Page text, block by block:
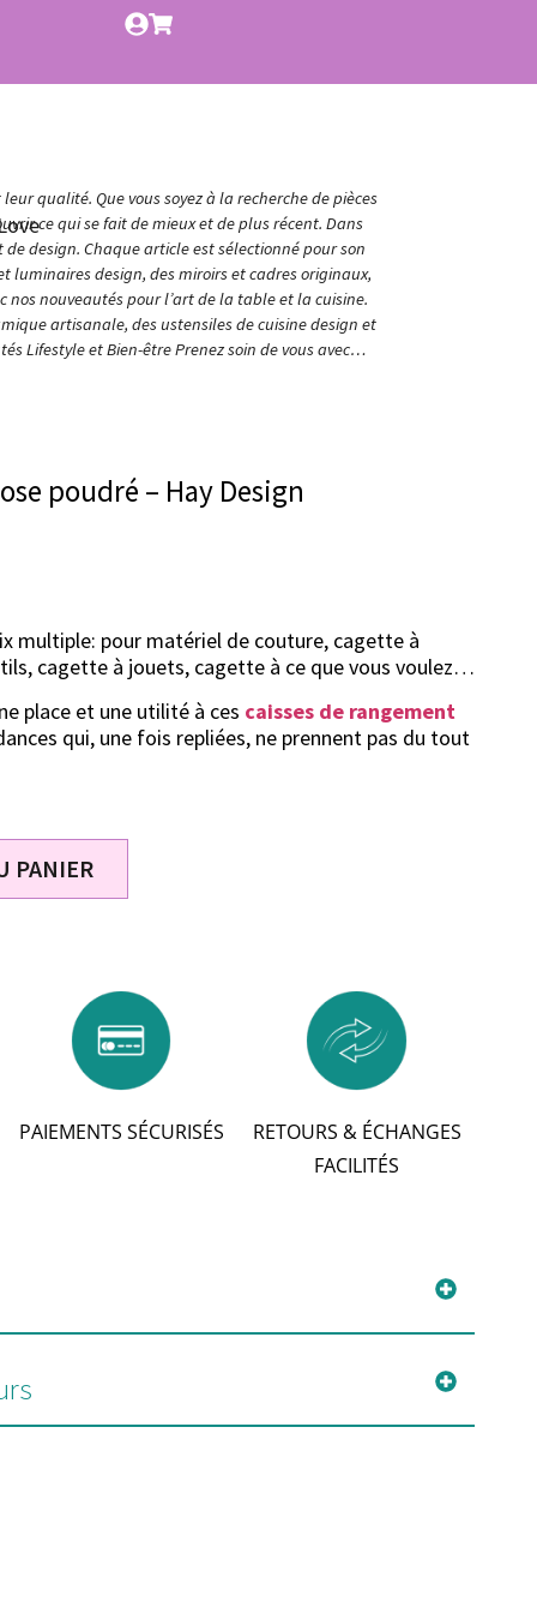
qualité. Que vous soyez à la recherche de pièces
ce qui se fait de mieux et de plus récent. Dans
design. Chaque article est sélectionné pour son
luminaires design, des miroirs et cadres originaux,
nos nouveautés pour l’art de la table et la cuisine.
artisanale, des ustensiles de cuisine design et
Lifestyle et Bien-être Prenez soin de vous avec…
poudré – Hay Design
multiple: pour matériel de couture, cagette à
cagette à jouets, cagette à ce que vous voulez…
place et une utilité à ces caisses de rangement
qui, une fois repliées, ne prennent pas du tout
PANIER
PAIEMENTS SÉCURISÉS
RETOURS & ÉCHANGES
FACILITÉS